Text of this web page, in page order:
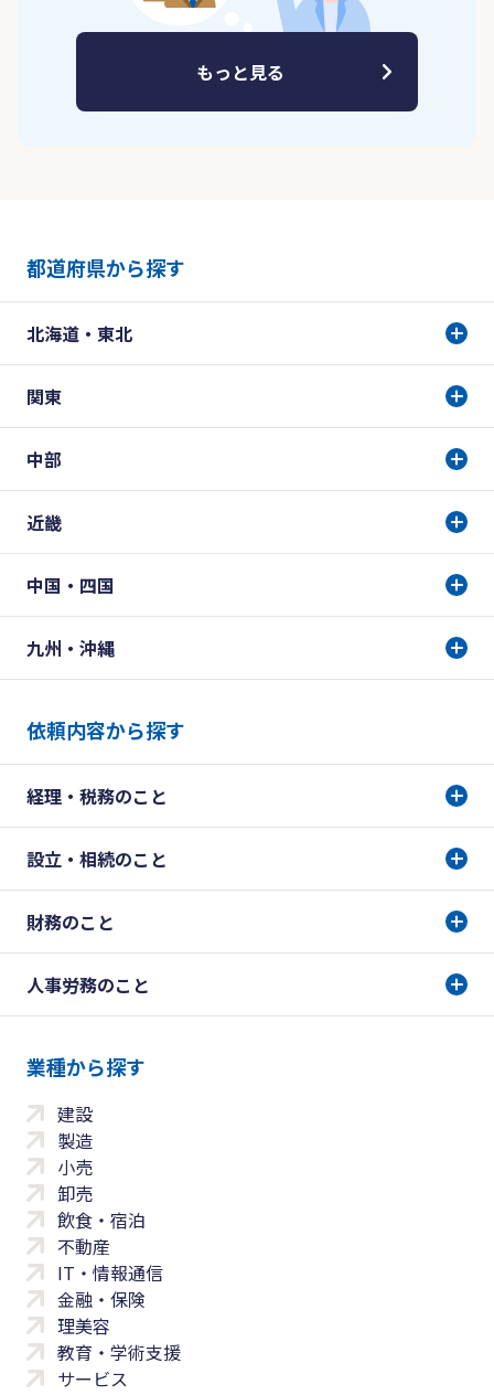
もっと見る
都道府県から探す
北海道・東北
関東
中部
近畿
中国・四国
九州・沖縄
依頼内容から探す
経理・税務のこと
設立・相続のこと
財務のこと
人事労務のこと
業種から探す
建設
製造
小売
卸売
飲食・宿泊
不動産
IT・情報通信
金融・保険
理美容
教育・学術支援
サービス